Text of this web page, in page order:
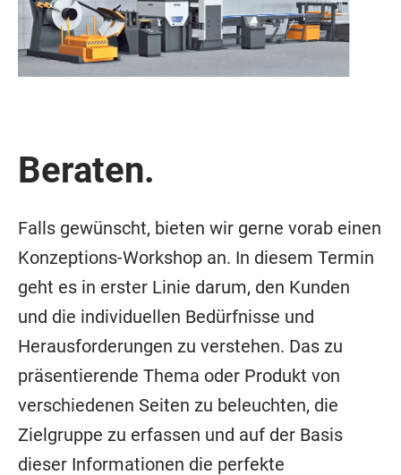
Beraten.
Falls gewünscht, bieten wir gerne vorab einen
Konzeptions-Workshop an. In diesem Termin
geht es in erster Linie darum, den Kunden
und die individuellen Bedürfnisse und
Herausforderungen zu verstehen. Das zu
präsentierende Thema oder Produkt von
verschiedenen Seiten zu beleuchten, die
Zielgruppe zu erfassen und auf der Basis
dieser Informationen die perfekte